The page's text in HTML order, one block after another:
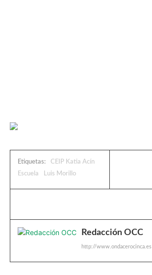
Etiquetas:
CEIP Katia Acín
Escuela
Luis Morillo
Redacción OCC
http://www.ondacerocinca.es